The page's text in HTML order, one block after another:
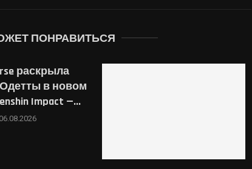
ПОНРАВИТЬСЯ
раскрыла
в новом
Impact —...
06.08.2026